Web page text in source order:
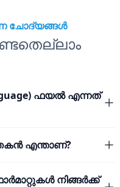
ചോദ്യങ്ങൾ
ഫയൽ എന്നത്
എന്താണ്?
നിങ്ങർക്ക്